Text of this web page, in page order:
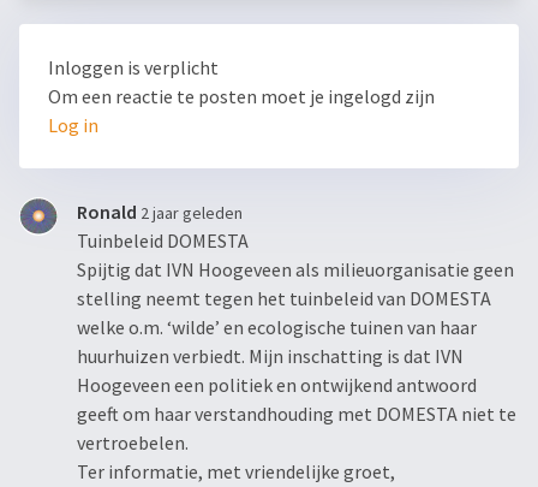
Inloggen is verplicht
Om een reactie te posten moet je ingelogd zijn
Log in
Ronald 2 jaar geleden
Tuinbeleid DOMESTA
Spijtig dat IVN Hoogeveen als milieuorganisatie geen
stelling neemt tegen het tuinbeleid van DOMESTA
welke o.m. ‘wilde’ en ecologische tuinen van haar
huurhuizen verbiedt. Mijn inschatting is dat IVN
Hoogeveen een politiek en ontwijkend antwoord
geeft om haar verstandhouding met DOMESTA niet te
vertroebelen.
Ter informatie, met vriendelijke groet,